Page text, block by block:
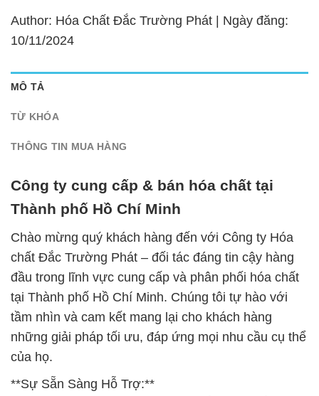
Author: Hóa Chất Đắc Trường Phát | Ngày đăng:
10/11/2024
MÔ TẢ
TỪ KHÓA
THÔNG TIN MUA HÀNG
Công ty cung cấp & bán hóa chất tại
Thành phố Hồ Chí Minh
Chào mừng quý khách hàng đến với Công ty Hóa
chất Đắc Trường Phát – đối tác đáng tin cậy hàng
đầu trong lĩnh vực cung cấp và phân phối hóa chất
tại Thành phố Hồ Chí Minh. Chúng tôi tự hào với
tầm nhìn và cam kết mang lại cho khách hàng
những giải pháp tối ưu, đáp ứng mọi nhu cầu cụ thể
của họ.
**Sự Sẵn Sàng Hỗ Trợ:**